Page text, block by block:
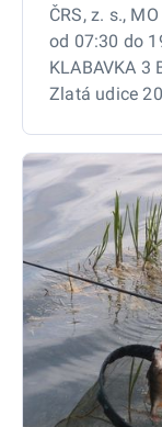
ČRS, z. s.,
od 07:30 do
KLABAVKA 3
Zlatá udice